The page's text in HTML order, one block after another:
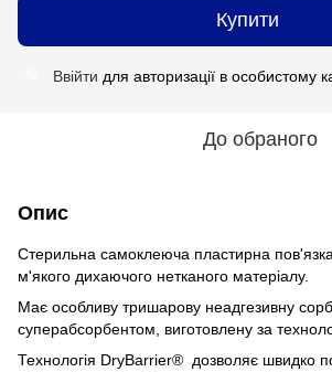
Купити
Ввійти для авторизації в особистому
До обраного
Опис
Стерильна самоклеюча пластирна
м'якого дихаючого нетканого матеріалу.
Має особливу тришарову неадгезивну
суперабсорбентом, виготовлену за
Технологія DryBarrier® дозволяє швидко